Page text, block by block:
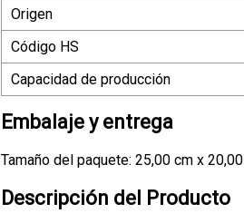
Origen
Código HS
Capacidad de producción
Embalaje y entrega
Tamaño del paquete: 25,00 cm x
Descripción del Producto